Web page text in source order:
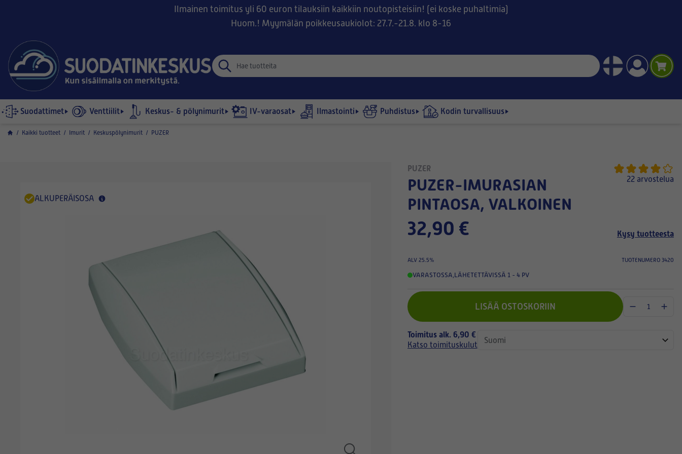
Ilmainen toimitus yli 60 euron tilauksiin kaikkiin noutopisteisiin! (ei koske puhaltimia)
Huom.! Myymälän poikkeusaukiolot: 27.7.-21.8. klo 8-16
Suodattimet Venttiilit Keskus- & pölynimurit IV-varaosat Ilmastointi Puhdistus Kodin turvallisuus
/ Kaikki tuotteet / Imurit / Keskuspölynimurit / PUZER
ALKUPERÄISOSA
PUZER
PUZER-IMURASIAN
PINTAOSA, VALKOINEN
22 arvostelua
32,90 € Kysy tuotteesta
ALV 25.5% TUOTENUMERO 3420
VARASTOSSA,LÄHETETTÄVISSÄ 1 - 4 PV
LISÄÄ OSTOSKORIIN
Toimitus alk. 6,90 €
Katso toimituskulut